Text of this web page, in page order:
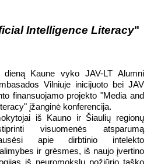
Intelligence Literacy"
Kaune vyko JAV-LT Alumni
Vilniuje inicijuoto bei JAV
finansuojamo projekto "Media and
įžanginė konferencija.
iš Kauno ir Šiaulių regionų
visuomenės atsparumą
apie dirbtinio intelekto
ir grėsmes, iš naujo įvertino